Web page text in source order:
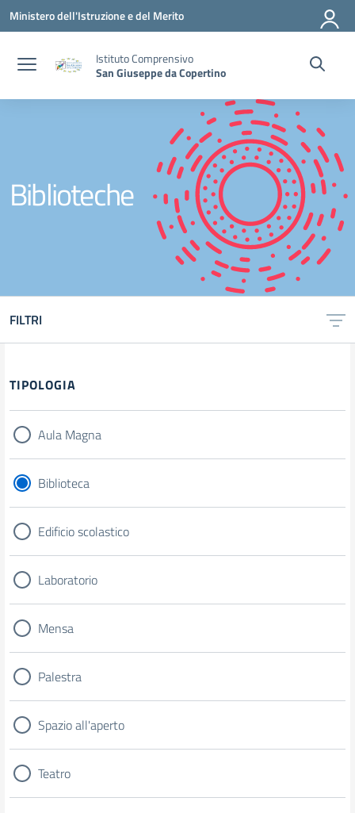
Vai ai contenuti
Vai al menu di navigazione
Vai al footer
Ministero dell'Istruzione e del Merito
Istituto Comprensivo
San Giuseppe da Copertino
Biblioteche
FILTRI
Filtri
TIPOLOGIA
Aula Magna
Biblioteca
Edificio scolastico
Laboratorio
Mensa
Palestra
Spazio all'aperto
Teatro